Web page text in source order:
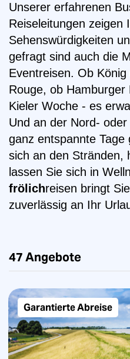
Unserer erfahrenen
Reiseleitungen zeigen
Sehenswürdigkeiten
gefragt sind auch die
Eventreisen. Ob
Rouge, ob
Kieler Woche - es
Und an der Nord-
ganz entspannte
sich an den Stränden,
lassen Sie sich in
frölichreisen bringt
zuverlässig an Ihr
47Angebote
Garantierte Abreise